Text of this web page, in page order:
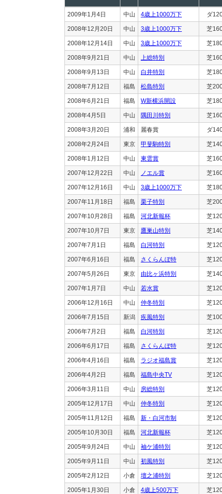
2009年1月4日 中山 4歳上1000万下 ダ
2008年12月20日 中山 3歳上1000万下 芝
2008年12月14日 中山 3歳上1000万下 芝
2008年9月21日 中山 上総特別 芝
2008年9月13日 中山 白井特別 芝
2008年7月12日 福島 松島特別 芝
2008年6月21日 福島 W新横浜開設 芝
2008年4月5日 中山 隅田川特別 芝
2008年3月20日 浦和 麗春賞 ダ
2008年2月24日 東京 甲斐駒特別 芝
2008年1月12日 中山 東雲賞 芝
2007年12月22日 中山 ノエル賞 芝
2007年12月16日 中山 3歳上1000万下 芝
2007年11月18日 福島 栗子特別 芝
2007年10月28日 福島 河北新報杯 芝
2007年10月7日 東京 鷹巣山特別 芝
2007年7月1日 福島 白河特別 芝
2007年6月16日 福島 さくらんぼ特 芝
2007年5月26日 東京 由比ヶ浜特別 芝
2007年1月7日 中山 若水賞 芝
2006年12月16日 中山 仲冬特別 芝
2006年7月15日 新潟 疾風特別 芝
2006年7月2日 福島 白河特別 芝
2006年6月17日 福島 さくらんぼ特 芝
2006年4月16日 福島 ラジオ福島賞 芝
2006年4月2日 福島 福島中央TV 芝
2006年3月11日 中山 房総特別 芝
2005年12月17日 中山 仲冬特別 芝
2005年11月12日 福島 新・白河市制 芝
2005年10月30日 福島 河北新報杯 芝
2005年9月24日 中山 袖ケ浦特別 芝
2005年9月11日 中山 初風特別 芝
2005年2月12日 小倉 壇之浦特別 芝
2005年1月30日 小倉 4歳上500万下 芝